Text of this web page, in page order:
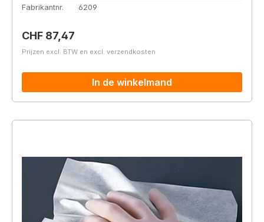
Fabrikantnr.
6209
Normale prijs:
CHF 87,47
Prijzen excl. BTW en excl. verzendkosten
In de winkelmand